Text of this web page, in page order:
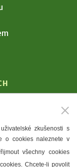
zkušenosti s
o cookies naleznete v
všechny cookies
Chcete-li povolit